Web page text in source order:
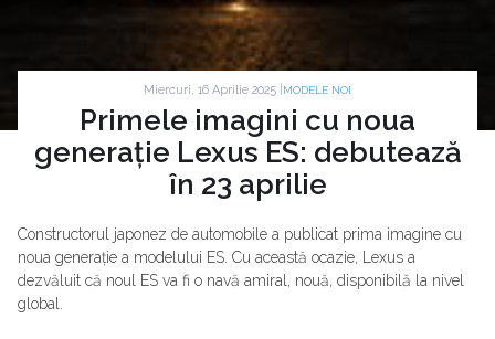
Miercuri, 16 Aprilie 2025 | MODELE NOI
Primele imagini cu noua
generație Lexus ES: debutează
în 23 aprilie
Constructorul japonez de automobile a publicat prima imagine cu
noua generație a modelului ES. Cu această ocazie, Lexus a
dezvăluit că noul ES va fi o navă amiral, nouă, disponibilă la nivel
global.